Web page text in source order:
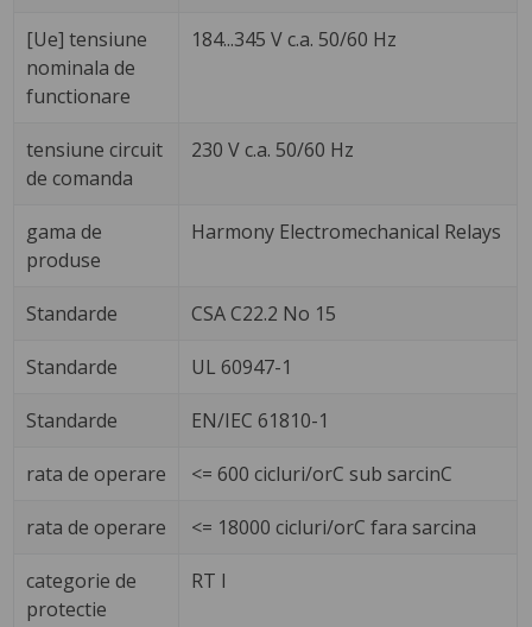
[Ue] tensiune
nominala de
functionare
184...345 V c.a. 50/60 Hz
tensiune circuit
de comanda
230 V c.a. 50/60 Hz
gama de
produse
Harmony Electromechanical Relays
Standarde CSA C22.2 No 15
Standarde UL 60947-1
Standarde EN/IEC 61810-1
rata de operare <= 600 cicluri/orC sub sarcinC
rata de operare <= 18000 cicluri/orC fara sarcina
categorie de
protectie
RT I